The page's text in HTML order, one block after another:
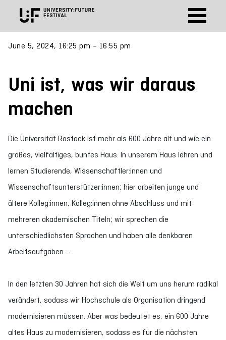
June 5, 2024, 16:25 pm – 16:55 pm
Uni ist, was wir daraus
machen
Die Universität Rostock ist mehr als 600 Jahre alt und wie ein
großes, vielfältiges, buntes Haus. In unserem Haus lehren und
lernen Studierende, Wissenschaftler:innen und
Wissenschaftsunterstützer:innen; hier arbeiten junge und
ältere Kolleg:innen, Kolleg:innen ohne Abschluss und mit
mehreren akademischen Titeln; wir sprechen die
unterschiedlichsten Sprachen und haben alle denkbaren
Arbeitsaufgaben …
In den letzten 30 Jahren hat sich die Welt um uns herum radikal
verändert, sodass wir Hochschule als Organisation dringend
modernisieren müssen. Aber was bedeutet es, ein 600 Jahre
altes Haus zu modernisieren, sodass es für die nächsten